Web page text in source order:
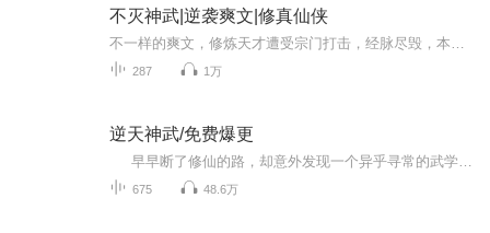
不灭神武|逆袭爽文|修真仙侠
287 1万
逆天神武/免费爆更
675 48.6万